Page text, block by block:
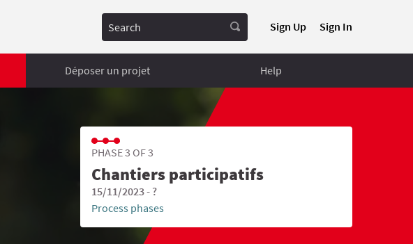
Sign Up Sign In
Déposer un projet Help
PHASE 3 OF 3
Chantiers participatifs
15/11/2023 - ?
Process phases